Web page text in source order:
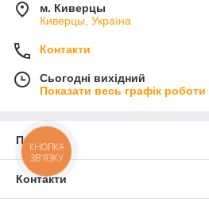
м. Киверцы
Киверцы, Україна
Контакти
Сьогодні вихідний
Показати весь графік роботи
Про нас
Контакти
КНОПКА
ЗВ'ЯЗКУ